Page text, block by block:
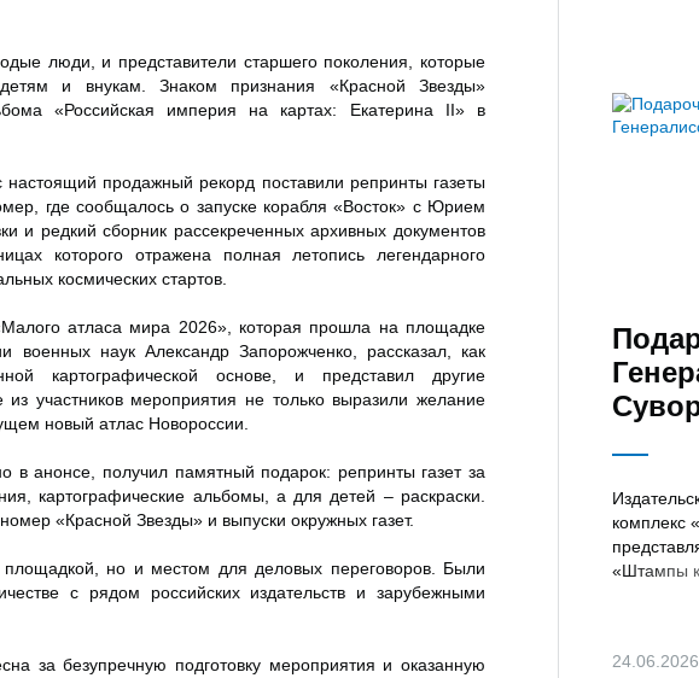
люди, и представители старшего поколения, которые
и внукам. Знаком признания «Красной Звезды»
«Российская империя на картах: Екатерина II» в
продажный рекорд поставили репринты газеты
где сообщалось о запуске корабля «Восток» с Юрием
и редкий сборник рассекреченных архивных документов
которого отражена полная летопись легендарного
космических стартов.
атласа мира 2026», которая прошла на площадке
наук Александр Запорожченко, рассказал, как
картографической основе, и представил другие
участников мероприятия не только выразили желание
новый атлас Новороссии.
анонсе, получил памятный подарок: репринты газет за
картографические альбомы, а для детей – раскраски.
«Красной Звезды» и выпуски окружных газет.
но и местом для деловых переговоров. Были
с рядом российских издательств и зарубежными
за безупречную подготовку мероприятия и оказанную
комплекс
«Штампы
24.06.2026